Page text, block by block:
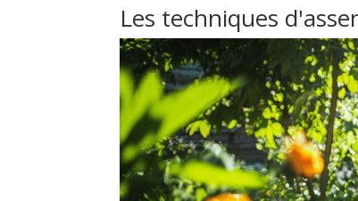
Les techniques